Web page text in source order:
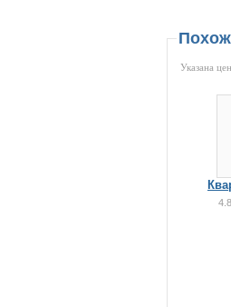
Указана